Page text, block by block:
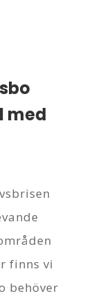
med
finns vi
behöver